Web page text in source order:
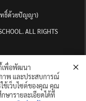
ธิ์ด้วยปัญญา)
ALL RIGHTS
เพื่อพัฒนา
าพ และประสบการณ์
ช้เว็บไซต์ของคุณ คุณ
ษารายละเอียดได้ที่